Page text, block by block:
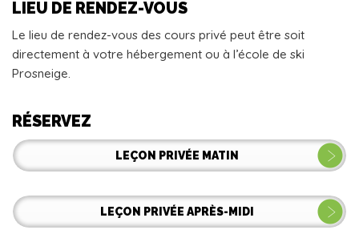
LIEU DE RENDEZ-VOUS
Le lieu de rendez-vous des cours privé peut être soit
directement à votre hébergement ou à l’école de ski
Prosneige.
RÉSERVEZ
LEÇON PRIVÉE MATIN
LEÇON PRIVÉE APRÈS-MIDI